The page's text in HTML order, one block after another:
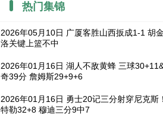
热门集锦
2026年05月10日 广厦客胜山西扳成1-1 胡
洛关键上篮不中
2026年01月16日 湖人不敌黄蜂 三球
奇39分 詹姆斯29+9+6
2026年01月16日 勇士20记三分射穿尼克斯
特勒32+8 穆迪三分9中7